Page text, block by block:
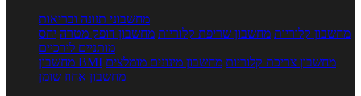
מחשבוני תזונה ובריאות
מחשבון קלוריות מחשבון שריפת קלוריות מחשבון דופק מטרה יחס
מותניים לירכיים
מחשבון BMI
מחשבון צריכת קלוריות מחשבון מינונים מומלצים
מחשבון אחוז שומן